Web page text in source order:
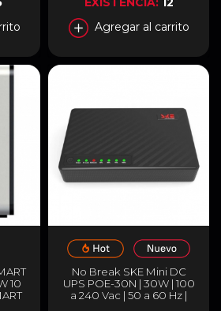
Agregar al carrito
10
No Break SKE Mini DC
UPS POE-30N | 30W | 100
a 240 Vac | 50 a 60 Hz |